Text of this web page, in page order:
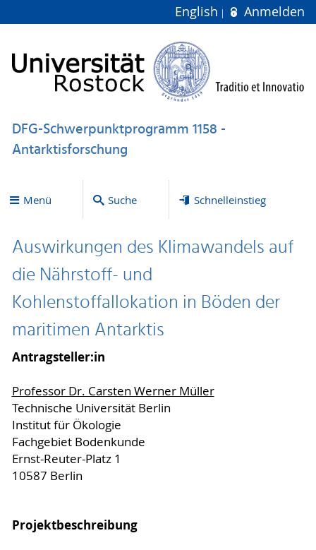
English Anmelden
DFG-Schwerpunktprogramm 1158 -
Antarktisforschung
Menü Suche Schnelleinstieg
Auswirkungen des Klimawandels auf
die Nährstoff- und
Kohlenstoffallokation in Böden der
maritimen Antarktis
Antragsteller:in
Professor Dr. Carsten Werner Müller
Technische Universität Berlin
Institut für Ökologie
Fachgebiet Bodenkunde
Ernst-Reuter-Platz 1
10587 Berlin
Projektbeschreibung